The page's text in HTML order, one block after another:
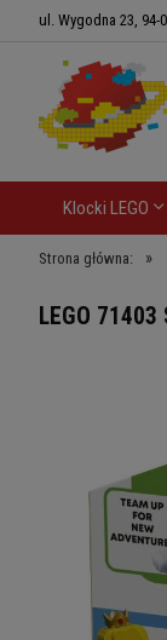
ul. Wygodna 23, 94-
Klocki LEGO
Strona główna: »
LEGO